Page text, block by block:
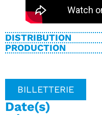
DISTRIBUTION
PRODUCTION
BILLETTERIE
Date(s)